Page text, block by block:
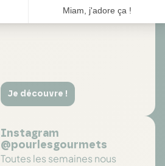
Je découvre !
Instagram
@pourlesgourmets
Toutes les semaines nous